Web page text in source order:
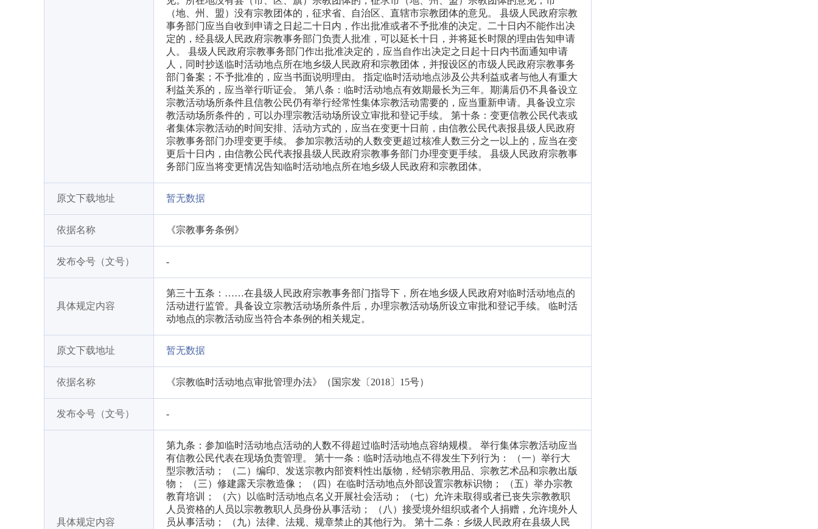
（地、州、盟）没有宗教团体的，征求省、自治区、直辖市宗教团体的意见。 县级人民政府宗教
事务部门应当自收到申请之日起二十日内，作出批准或者不予批准的决定。二十日内不能作出决
定的，经县级人民政府宗教事务部门负责人批准，可以延长十日，并将延长时限的理由告知申请
人。 县级人民政府宗教事务部门作出批准决定的，应当自作出决定之日起十日内书面通知申请
人，同时抄送临时活动地点所在地乡级人民政府和宗教团体，并报设区的市级人民政府宗教事务
部门备案；不予批准的，应当书面说明理由。 指定临时活动地点涉及公共利益或者与他人有重大
利益关系的，应当举行听证会。 第八条：临时活动地点有效期最长为三年。期满后仍不具备设立
宗教活动场所条件且信教公民仍有举行经常性集体宗教活动需要的，应当重新申请。具备设立宗
教活动场所条件的，可以办理宗教活动场所设立审批和登记手续。 第十条：变更信教公民代表或
者集体宗教活动的时间安排、活动方式的，应当在变更十日前，由信教公民代表报县级人民政府
宗教事务部门办理变更手续。 参加宗教活动的人数变更超过核准人数三分之一以上的，应当在变
更后十日内，由信教公民代表报县级人民政府宗教事务部门办理变更手续。 县级人民政府宗教事
务部门应当将变更情况告知临时活动地点所在地乡级人民政府和宗教团体。
原文下载地址 暂无数据
依据名称 《宗教事务条例》
发布令号（文号） -
具体规定内容
第三十五条：……在县级人民政府宗教事务部门指导下，所在地乡级人民政府对临时活动地点的
活动进行监管。具备设立宗教活动场所条件后，办理宗教活动场所设立审批和登记手续。 临时活
动地点的宗教活动应当符合本条例的相关规定。
原文下载地址 暂无数据
依据名称 《宗教临时活动地点审批管理办法》（国宗发〔2018〕15号）
发布令号（文号） -
具体规定内容
第九条：参加临时活动地点活动的人数不得超过临时活动地点容纳规模。 举行集体宗教活动应当
有信教公民代表在现场负责管理。 第十一条：临时活动地点不得发生下列行为： （一）举行大
型宗教活动； （二）编印、发送宗教内部资料性出版物，经销宗教用品、宗教艺术品和宗教出版
物； （三）修建露天宗教造像； （四）在临时活动地点外部设置宗教标识物； （五）举办宗教
教育培训； （六）以临时活动地点名义开展社会活动； （七）允许未取得或者已丧失宗教教职
人员资格的人员以宗教教职人员身份从事活动； （八）接受境外组织或者个人捐赠，允许境外人
员从事活动； （九）法律、法规、规章禁止的其他行为。 第十二条：乡级人民政府在县级人民